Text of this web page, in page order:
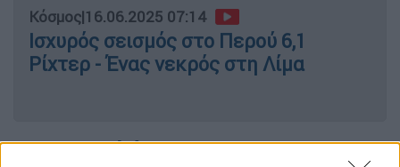
Κόσμος|16.06.2025 07:14
Ισχυρός σεισμός στο Περού 6,1
Ρίχτερ - Ένας νεκρός στη Λίμα
Λεπτομερή έρευνα